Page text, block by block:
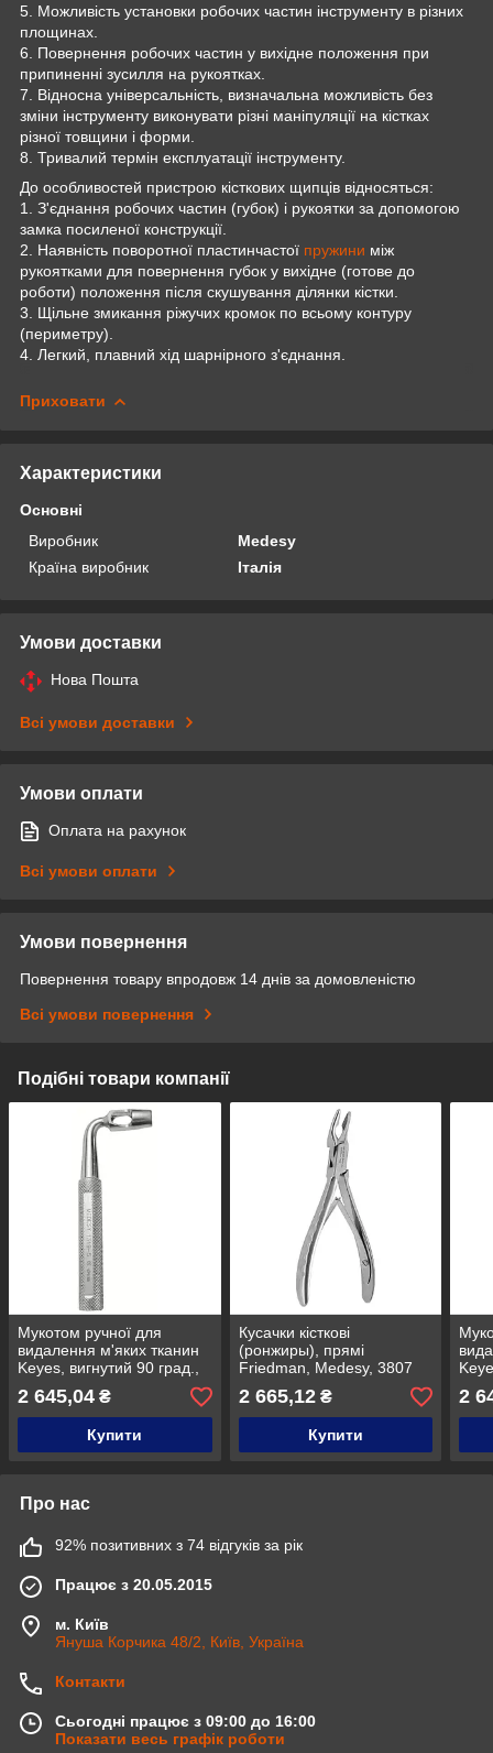
5. Можливість установки робочих частин інструменту в різних
площинах.
6. Повернення робочих частин у вихідне положення при
припиненні зусилля на рукоятках.
7. Відносна універсальність, визначальна можливість без
зміни інструменту виконувати різні маніпуляції на кістках
різної товщини і форми.
8. Тривалий термін експлуатації інструменту.
До особливостей пристрою кісткових щипців відносяться:
1. З'єднання робочих частин (губок) і рукоятки за допомогою
замка посиленої конструкції.
2. Наявність поворотної пластинчастої пружини між
рукоятками для повернення губок у вихідне (готове до
роботи) положення після скушування ділянки кістки.
3. Щільне змикання ріжучих кромок по всьому контуру
(периметру).
4. Легкий, плавний хід шарнірного з'єднання.
Приховати
Характеристики
Основні
Виробник
Medesy
Країна виробник
Італія
Умови доставки
Нова Пошта
Всі умови доставки
Умови оплати
Оплата на рахунок
Всі умови оплати
Умови повернення
Повернення товару впродовж 14 днів за домовленістю
Всі умови повернення
Подібні товари компанії
Мукотом ручної для
видалення м'яких тканин
Keyes, вигнутий 90 град.,
діаметр 5 мм, Medesy,
1319/5С
2 645,04 ₴
Купити
Кусачки кісткові
(ронжиры), прямі
Friedman, Medesy, 3807
2 665,12₴
Купити
2
Про нас
92% позитивних з 74 відгуків за рік
Працює з 20.05.2015
м. Київ
Януша Корчика 48/2, Київ, Україна
Контакти
Сьогодні працює з 09:00 до 16:00
Показати весь графік роботи